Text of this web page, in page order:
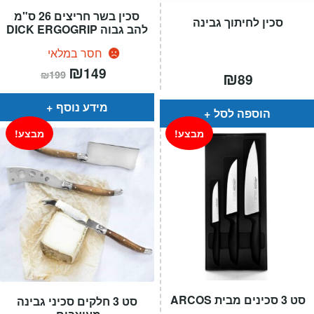
סכין בשר חריצים 26 ס"מ
להב גבוה DICK ERGOGRIP
חסר במלאי
₪199 המחיר
המקורי
היה:
₪199.
₪149
הוא:
מידע נוסף
סכין לחיתוך גבינה
₪89
הוספה לסל
סט 3 חלקים סכיני גבינה
מבצע!
סט 3 סכינים מבית ARCOS
מבצע!